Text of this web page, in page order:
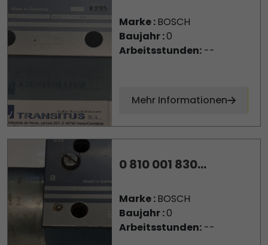
Marke :BOSCH
Baujahr :0
Arbeitsstunden:--
Mehr Informationen
0 810 001 830...
Marke :BOSCH
Baujahr :0
Arbeitsstunden:--